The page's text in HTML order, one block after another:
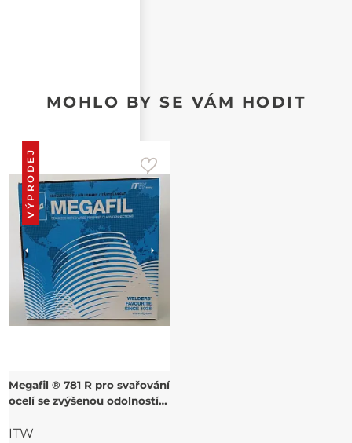
MOHLO BY SE VÁM HODIT
VÝPRODEJ
Megafil ® 781 R pro svařování
ocelí se zvýšenou odolností
ITW